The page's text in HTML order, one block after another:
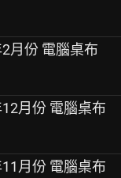
月份 電腦桌布
月份 電腦桌布
月份 電腦桌布